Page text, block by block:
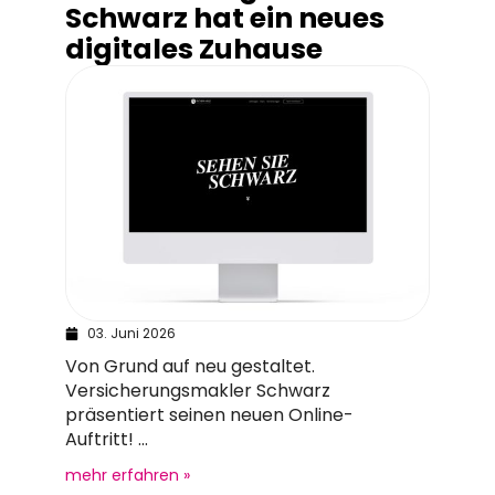
Schwarz hat ein neues
digitales Zuhause
03. Juni 2026
Von Grund auf neu gestaltet.
Versicherungsmakler Schwarz
präsentiert seinen neuen Online-
Auftritt! ...
mehr erfahren »